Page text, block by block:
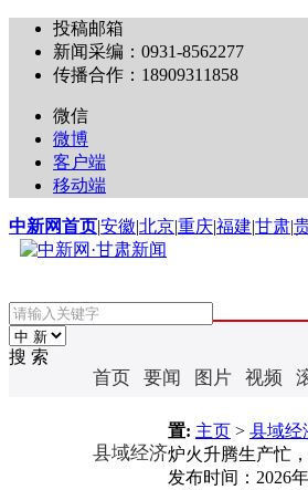
投稿邮箱
新闻采编：0931-8562277
传播合作：18909311858
微信
微博
客户端
移动端
中新网首页|安徽|北京|重庆|福建|甘肃|
搜 索
首页 要闻 图片 视频
县域经济
置: 主页 > 县域经
炉火升腾生产忙
发布时间： 2026